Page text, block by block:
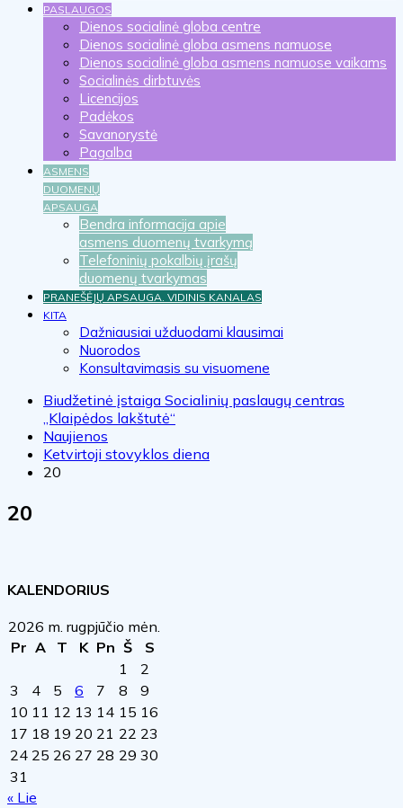
PASLAUGOS
Dienos socialinė globa centre
Dienos socialinė globa asmens namuose
Dienos socialinė globa asmens namuose vaikams
Socialinės dirbtuvės
Licencijos
Padėkos
Savanorystė
Pagalba
ASMENS
DUOMENŲ
APSAUGA
Bendra informacija apie
asmens duomenų tvarkymą
Telefoninių pokalbių įrašų
duomenų tvarkymas
PRANEŠĖJŲ APSAUGA. VIDINIS KANALAS
KITA
Dažniausiai užduodami klausimai
Nuorodos
Konsultavimasis su visuomene
Biudžetinė įstaiga Socialinių paslaugų centras
„Klaipėdos lakštutė“
Naujienos
Ketvirtoji stovyklos diena
20
20
KALENDORIUS
2026 m. rugpjūčio mėn.
Pr A T K Pn Š
S
1
2
3
4 5 6 7 8
9
10 11 12 13 14 15 16
17 18 19 20 21 22 23
24 25 26 27 28 29 30
31
« Lie